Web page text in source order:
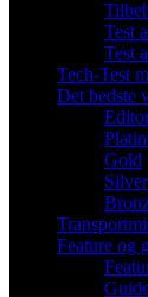
Test
Test
Tech-Test
Det bedste
Gold
Silver
Feature og